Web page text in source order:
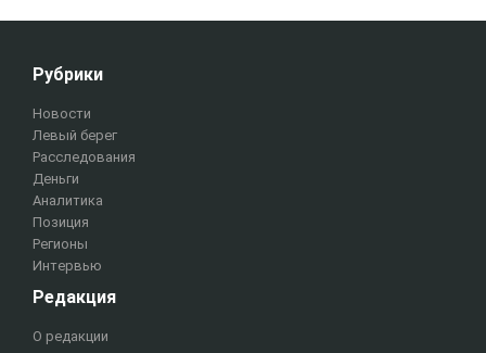
Рубрики
Новости
Левый берег
Расследования
Деньги
Аналитика
Позиция
Регионы
Интервью
Редакция
О редакции